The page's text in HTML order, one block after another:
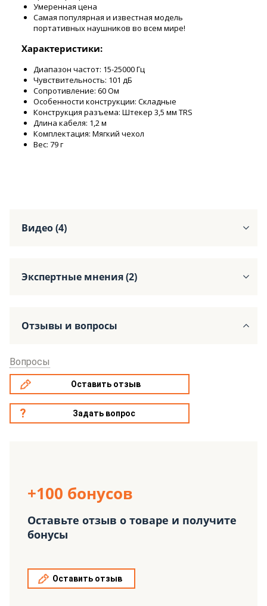
Умеренная цена
Самая популярная и известная модель
портативных наушников во всем мире!
Характеристики:
Диапазон частот: 15-25000 Гц
Чувствительность: 101 дБ
Сопротивление: 60 Ом
Особенности конструкции: Складные
Конструкция разъема: Штекер 3,5 мм TRS
Длина кабеля: 1,2 м
Комплектация: Мягкий чехол
Вес: 79 г
Видео (4)
Экспертные мнения (2)
Отзывы и вопросы
Вопросы
Оставить отзыв
Задать вопрос
+100 бонусов
Оставьте отзыв о товаре и получите
бонусы
Оставить отзыв